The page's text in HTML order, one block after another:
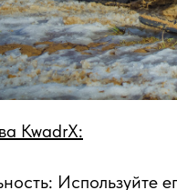
KwadrX:
Используйте